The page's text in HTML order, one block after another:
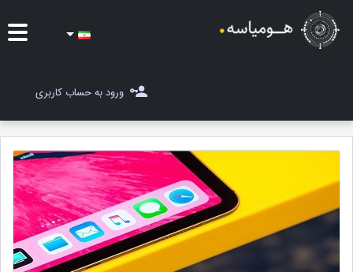
مسابقات
مجله هومیاسه
ثبت ایده
ورود به حساب کاربری